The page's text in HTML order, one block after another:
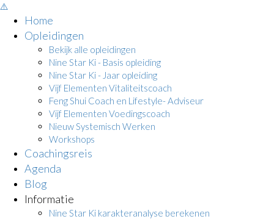
Home
Opleidingen
Bekijk alle opleidingen
Nine Star Ki - Basis opleiding
Nine Star Ki - Jaar opleiding
Vijf Elementen Vitaliteitscoach
Feng Shui Coach en Lifestyle- Adviseur
Vijf Elementen Voedingscoach
Nieuw Systemisch Werken
Workshops
Coachingsreis
Agenda
Blog
Informatie
Nine Star Ki karakteranalyse berekenen